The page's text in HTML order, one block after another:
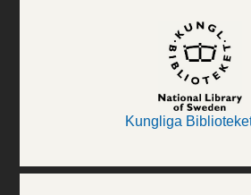
Kungliga